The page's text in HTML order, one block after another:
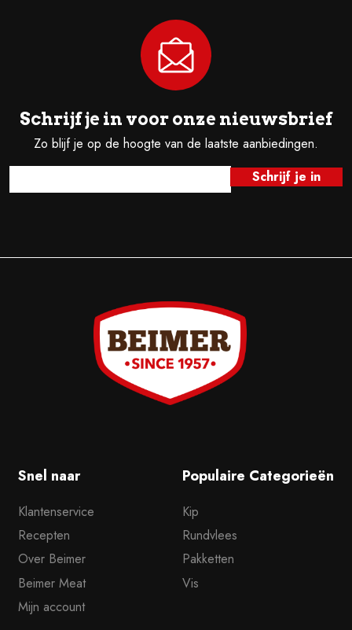
Schrijf je in voor onze nieuwsbrief
Zo blijf je op de hoogte van de laatste aanbiedingen.
Snel naar
Klantenservice
Recepten
Over Beimer
Beimer Meat
Mijn account
Populaire Categorieën
Kip
Rundvlees
Pakketten
Vis